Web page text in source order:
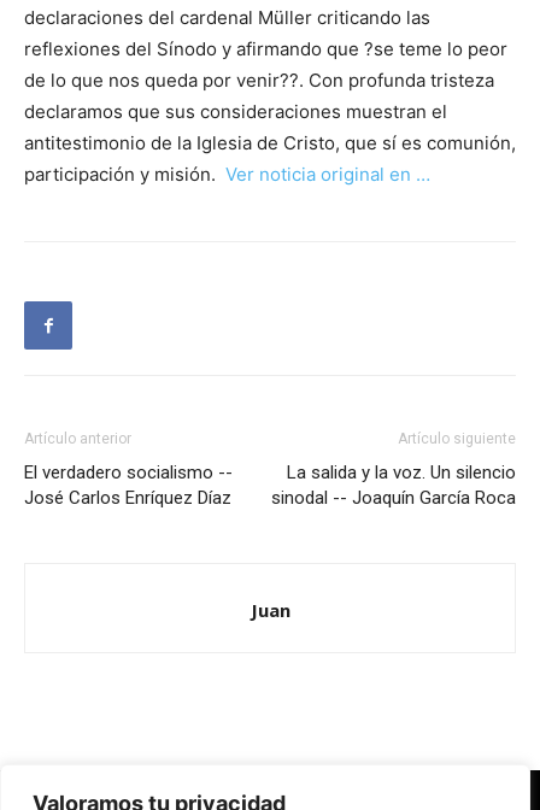
Valoramos tu privacidad
declaraciones del cardenal Müller criticando las
reflexiones del Sínodo y afirmando que ?se teme lo peor
de lo que nos queda por venir??. Con profunda tristeza
declaramos que sus consideraciones muestran el
antitestimonio de la Iglesia de Cristo, que sí es comunión,
participación y misión. Ver noticia original en …
Artículo anterior
El verdadero socialismo --
José Carlos Enríquez Díaz
Artículo siguiente
La salida y la voz. Un silencio
sinodal -- Joaquín García Roca
Juan